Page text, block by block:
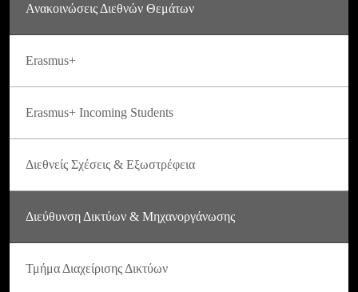
Ανακοινώσεις Διεθνών Θεμάτων
Erasmus+
Erasmus+ Incoming Students
Διεθνείς Σχέσεις & Εξωστρέφεια
Διεύθυνση Δικτύων & Μηχανοργάνωσης
Τμήμα Διαχείρισης Δικτύων